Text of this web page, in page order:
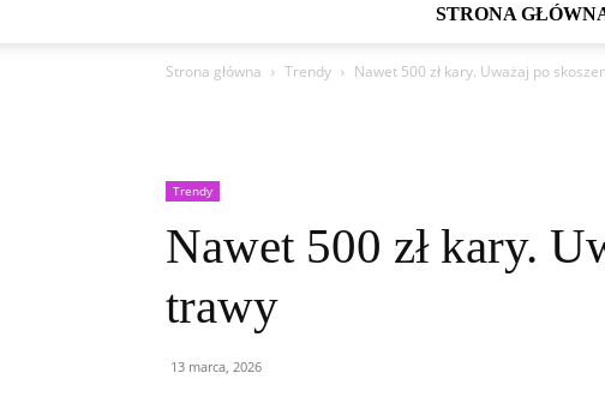
STRONA
Strona główna Trendy Nawet 500 zł kary. Uważaj po
Trendy
Nawet 500 zł kary.
trawy
13 marca, 2026